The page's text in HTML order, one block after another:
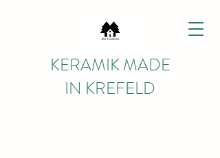
KERAMIK MADE
IN KREFELD